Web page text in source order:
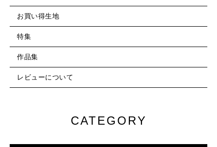
お買い得生地
特集
作品集
レビューについて
CATEGORY